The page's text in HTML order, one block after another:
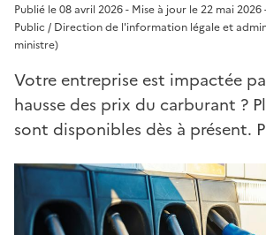
Publié le 08 avril 2026 - Mise à jour le 22 mai
Public / Direction de l'information légale et
ministre)
Votre entreprise est impactée
hausse des prix du carburant ?
sont disponibles dès à présent.